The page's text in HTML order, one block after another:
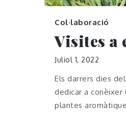
Col·laboració
Visites a
Juliol 1, 2022
Els darrers dies
dedicar a conèixer
plantes